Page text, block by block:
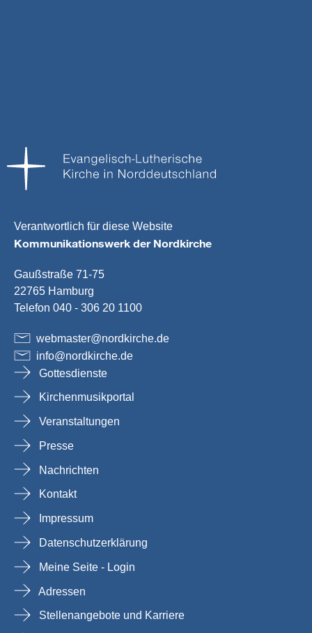
Verantwortlich für diese Website
Kommunikationswerk der Nordkirche
Gaußstraße 71-75
22765 Hamburg
Telefon 040 - 306 20 1100
webmaster@nordkirche.de
info@nordkirche.de
Gottesdienste
Kirchenmusikportal
Veranstaltungen
Presse
Nachrichten
Kontakt
Impressum
Datenschutzerklärung
Meine Seite - Login
Adressen
Stellenangebote und Karriere